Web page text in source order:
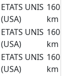
ETATS UNIS
(USA)
160
km
ETATS UNIS
(USA)
160
km
ETATS UNIS
(USA)
160
km